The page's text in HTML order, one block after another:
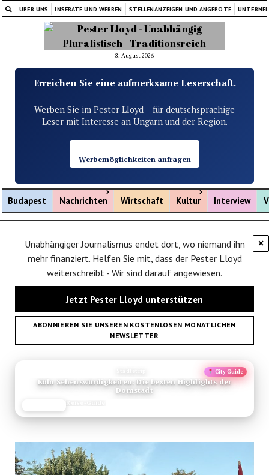
ÜBER UNS INSERATE UND WERBEN STELLENANZEIGEN UND ANGEBOTE
8. August 2026
Erreichen Sie eine aufmerksame Leserschaft.
Werben Sie im Pester Lloyd – für deutschsprachige
Leser mit Interesse an Ungarn und der Region.
Werbemöglichkeiten anfragen
Budapest Nachrichten
Menü öffnen
Wirtschaft Kultur
Menü öffnen
Interview
×
Unabhängiger Journalismus endet dort, wo niemand ihn
mehr finanziert. Helfen Sie mit, dass der Pester Lloyd
weiterschreibt - Wir sind darauf angewiesen.
Jetzt Pester Lloyd unterstützen
ABONNIEREN SIE UNSEREN KOSTENLOSEN MONATLICHEN
NEWSLETTER
City Guide
Köln Sehenswürdigkeiten: Die besten Highlights der
Domstadt
Reise-Guide